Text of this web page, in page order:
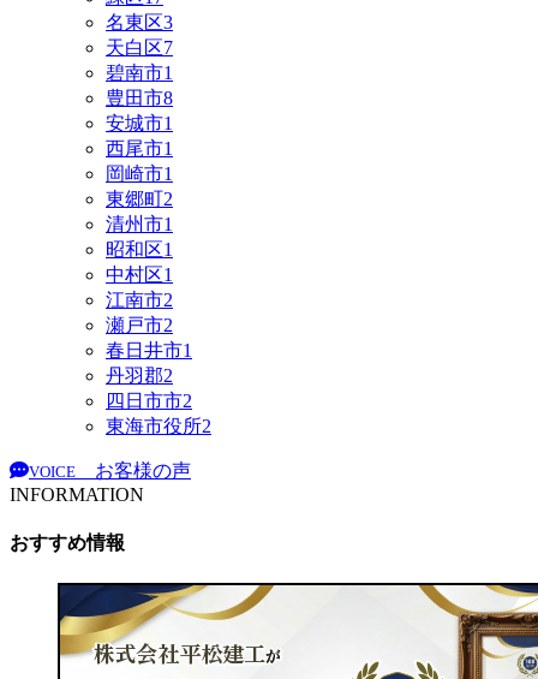
名東区3
天白区7
碧南市1
豊田市8
安城市1
西尾市1
岡崎市1
東郷町2
清州市1
昭和区1
中村区1
江南市2
瀬戸市2
春日井市1
丹羽郡2
四日市市2
東海市役所2
VOICE
お客様の声
INFORMATION
おすすめ情報